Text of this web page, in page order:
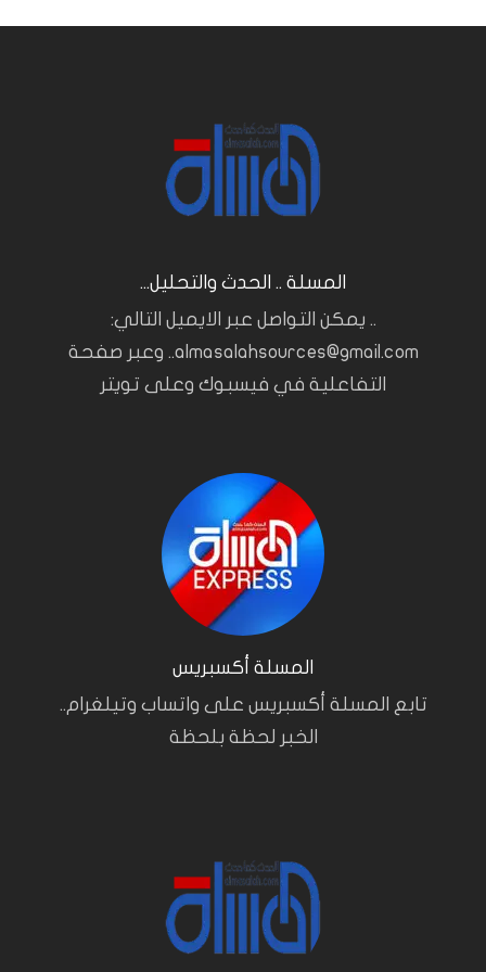
المسلة .. الحدث والتحليل...
.. يمكن التواصل عبر الايميل التالي:
almasalahsources@gmail.com.. وعبر صفحة
التفاعلية في فيسبوك وعلى تويتر
المسلة أكسبريس
تابع المسلة أكسبريس على واتساب وتيلغرام..
الخبر لحظة بلحظة